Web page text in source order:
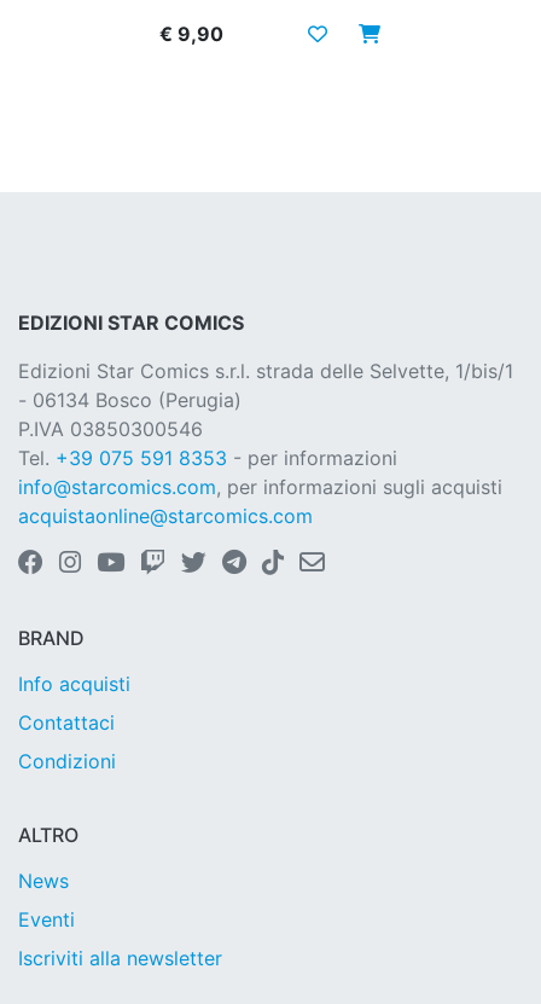
€ 9,90
EDIZIONI STAR COMICS
Edizioni Star Comics s.r.l. strada delle Selvette, 1/bis/1
- 06134 Bosco (Perugia)
P.IVA 03850300546
Tel. +39 075 591 8353 - per informazioni
info@starcomics.com, per informazioni sugli acquisti
acquistaonline@starcomics.com
BRAND
Info acquisti
Contattaci
Condizioni
ALTRO
News
Eventi
Iscriviti alla newsletter